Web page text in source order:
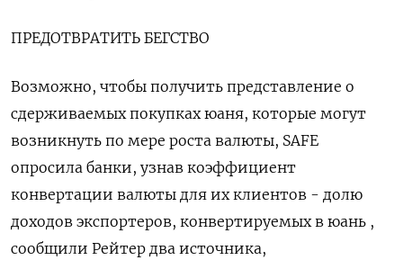
ПРЕДОТВРАТИТЬ БЕГСТВО
Возможно, чтобы получить представление о
сдерживаемых покупках юаня, которые могут
возникнуть по мере роста валюты, SAFE
опросила банки, узнав коэффициент
конвертации валюты для их клиентов - долю
доходов экспортеров, конвертируемых в юань ,
сообщили Рейтер два источника,